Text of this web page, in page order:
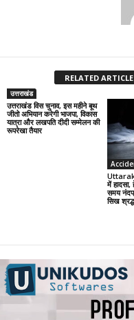
RELATED
उत्तराखंड
उत्तराखंड विस चुनाव, इस महीने बूथ
जीतो अभियान करेगी भाजपा, विकास
यात्रा और लखपति दीदी सम्मेलन की
रूपरेखा तैयार
में
समय
सिख